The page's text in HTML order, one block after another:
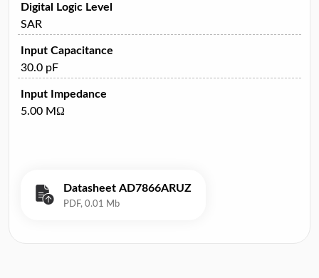
Digital Logic Level
SAR
Input Capacitance
30.0 pF
Input Impedance
5.00 MΩ
Datasheet AD7866ARUZ